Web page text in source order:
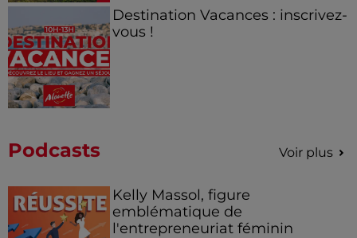
Destination Vacances : inscrivez-
vous !
Podcasts Voir plus
Kelly Massol, figure
emblématique de
l'entrepreneuriat féminin